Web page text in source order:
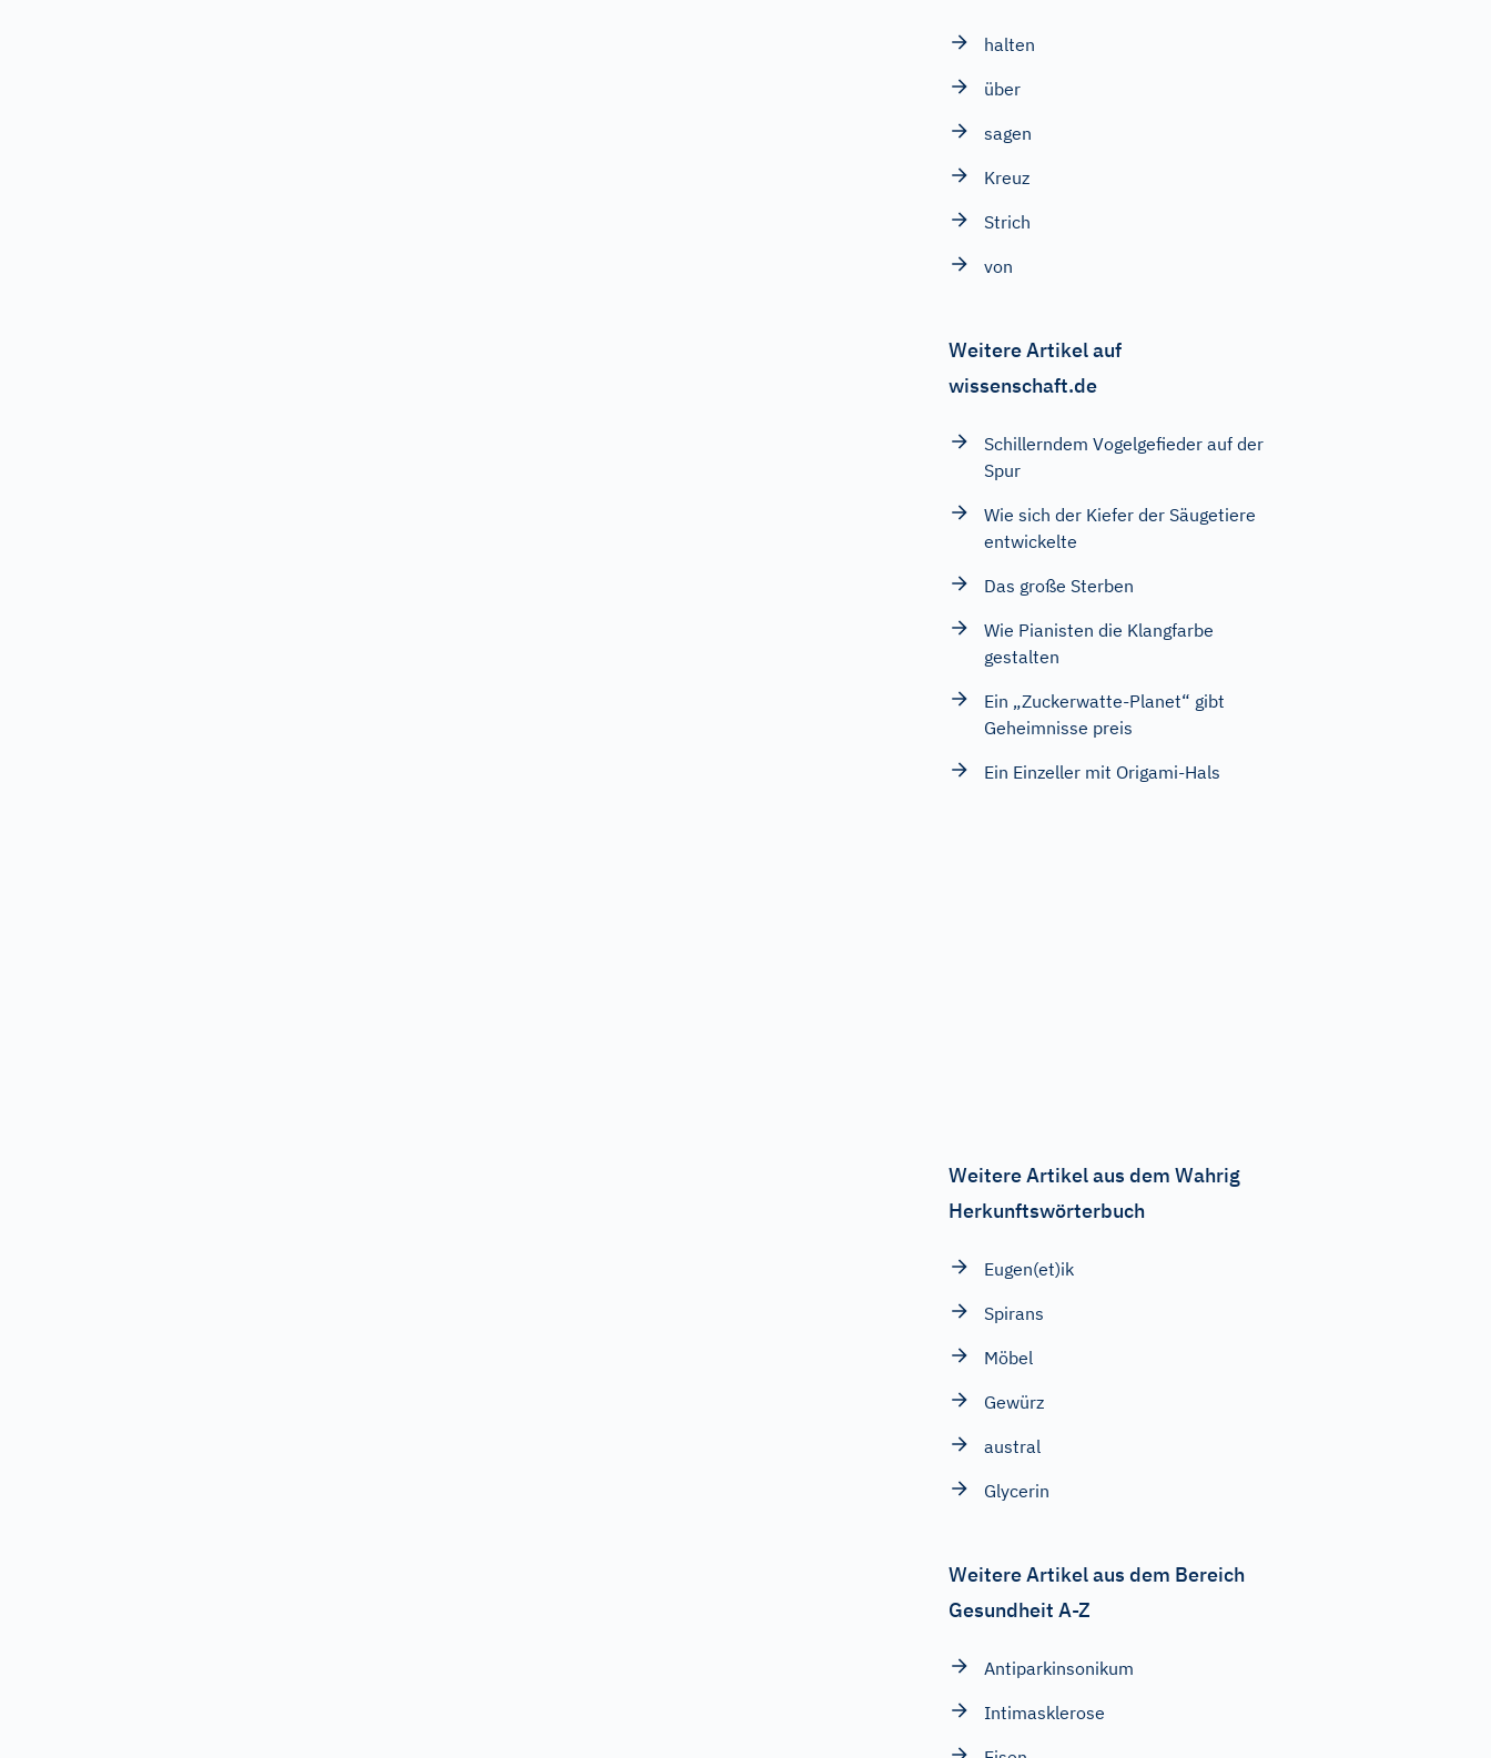
halten
über
sagen
Kreuz
Strich
von
Weitere Artikel auf
wissenschaft.de
Schillerndem Vogelgefieder auf der
Spur
Wie sich der Kiefer der Säugetiere
entwickelte
Das große Sterben
Wie Pianisten die Klangfarbe
gestalten
Ein „Zuckerwatte-Planet“ gibt
Geheimnisse preis
Ein Einzeller mit Origami-Hals
Weitere Artikel aus dem Wahrig
Herkunftswörterbuch
Eugen(et)ik
Spirans
Möbel
Gewürz
austral
Glycerin
Weitere Artikel aus dem Bereich
Gesundheit A-Z
Antiparkinsonikum
Intimasklerose